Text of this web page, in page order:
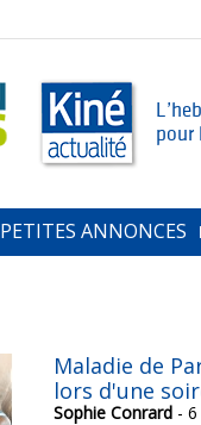
pour
PETITES ANNONCES
Maladie de
lors d'une
Sophie Conrard -